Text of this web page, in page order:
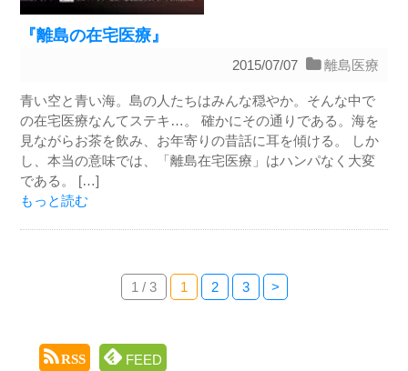
『離島の在宅医療』
2015/07/07 離島医療
青い空と青い海。島の人たちはみんな穏やか。そんな中で
の在宅医療なんてステキ…。 確かにその通りである。海を
見ながらお茶を飲み、お年寄りの昔話に耳を傾ける。 しか
し、本当の意味では、「離島在宅医療」はハンパなく大変
である。 […]
もっと読む
1 / 3 1 2 3 >
RSS FEED